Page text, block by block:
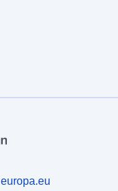
europa.eu